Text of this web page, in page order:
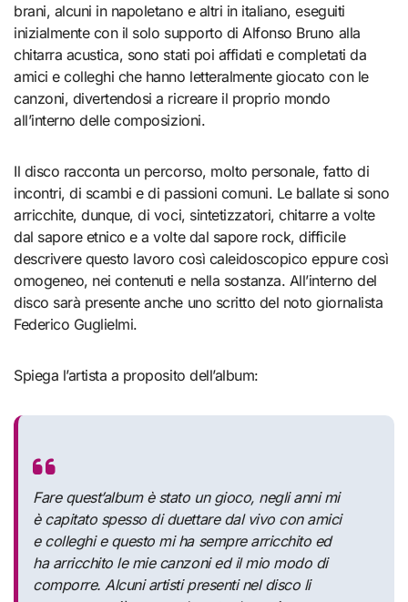
brani, alcuni in napoletano e altri in italiano, eseguiti
inizialmente con il solo supporto di Alfonso Bruno alla
chitarra acustica, sono stati poi affidati e completati da
amici e colleghi che hanno letteralmente giocato con le
canzoni, divertendosi a ricreare il proprio mondo
all’interno delle composizioni.
Il disco racconta un percorso, molto personale, fatto di
incontri, di scambi e di passioni comuni. Le ballate si sono
arricchite, dunque, di voci, sintetizzatori, chitarre a volte
dal sapore etnico e a volte dal sapore rock, difficile
descrivere questo lavoro così caleidoscopico eppure così
omogeneo, nei contenuti e nella sostanza. All’interno del
disco sarà presente anche uno scritto del noto giornalista
Federico Guglielmi.
Spiega l’artista a proposito dell’album:
Fare quest’album è stato un gioco, negli anni mi
è capitato spesso di duettare dal vivo con amici
e colleghi e questo mi ha sempre arricchito ed
ha arricchito le mie canzoni ed il mio modo di
comporre. Alcuni artisti presenti nel disco li